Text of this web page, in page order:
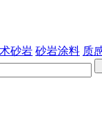
砂岩 砂岩涂料 质